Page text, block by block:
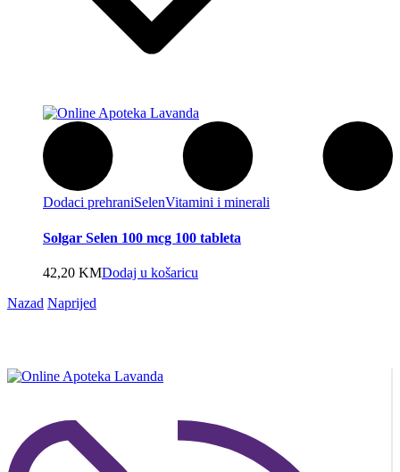
Dodaci prehraniSelenVitamini i minerali
Solgar Selen 100 mcg 100 tableta
42,20 KMDodaj u košaricu
Nazad Naprijed